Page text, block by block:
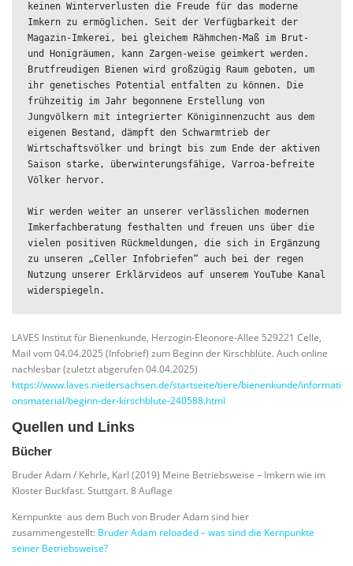
keinen Winterverlusten die Freude für das moderne
Imkern zu ermöglichen. Seit der Verfügbarkeit der
Magazin-Imkerei, bei gleichem Rähmchen-Maß im Brut-
und Honigräumen, kann Zargen-weise geimkert werden.
Brutfreudigen Bienen wird großzügig Raum geboten, um
ihr genetisches Potential entfalten zu können. Die
frühzeitig im Jahr begonnene Erstellung von
Jungvölkern mit integrierter Königinnenzucht aus dem
eigenen Bestand, dämpft den Schwarmtrieb der
Wirtschaftsvölker und bringt bis zum Ende der aktiven
Saison starke, überwinterungsfähige, Varroa-befreite
Völker hervor.
Wir werden weiter an unserer verlässlichen modernen
Imkerfachberatung festhalten und freuen uns über die
vielen positiven Rückmeldungen, die sich in Ergänzung
zu unseren „Celler Infobriefen“ auch bei der regen
Nutzung unserer Erklärvideos auf unserem YouTube Kanal
widerspiegeln.
LAVES Institut für Bienenkunde, Herzogin-Eleonore-Allee 529221 Celle,
Mail vom 04.04.2025 (Infobrief) zum Beginn der Kirschblüte. Auch online
nachlesbar (zuletzt abgerufen 04.04.2025)
https://www.laves.niedersachsen.de/startseite/tiere/bienenkunde/informati
onsmaterial/beginn-der-kirschblute-240588.html
Quellen und Links
Bücher
Bruder Adam / Kehrle, Karl (2019) Meine Betriebsweise – Imkern wie im
Kloster Buckfast. Stuttgart. 8 Auflage
Kernpunkte aus dem Buch von Bruder Adam sind hier
zusammengestellt: Bruder Adam reloaded – was sind die Kernpunkte
seiner Betriebsweise?